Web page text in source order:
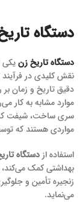
دستگاه
دستگاه تاریخ‌ زنیکی
نقش کلیدی در فرآیند
دقیق تاریخ و زمان
موارد مشابه به کار
سری ساخت، شیفت
مواردی هستند که
استفاده از دستگاه
بهداشتی کمک می‌کند،
زنجیره تأمین و
می‌نماید.